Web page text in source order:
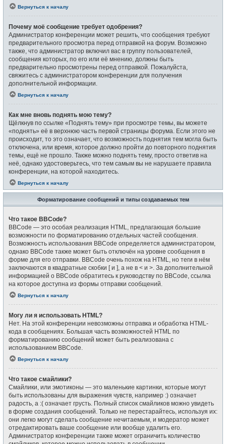
Вернуться к началу
Почему моё сообщение требует одобрения?
Администратор конференции может решить, что сообщения требуют
предварительного просмотра перед отправкой на форум. Возможно
также, что администратор включил вас в группу пользователей,
сообщения которых, по его или её мнению, должны быть
предварительно просмотрены перед отправкой. Пожалуйста,
свяжитесь с администратором конференции для получения
дополнительной информации.
Вернуться к началу
Как мне вновь поднять мою тему?
Щёлкнув по ссылке «Поднять тему» при просмотре темы, вы можете
«поднять» её в верхнюю часть первой страницы форума. Если этого не
происходит, то это означает, что возможность поднятия тем могла быть
отключена, или время, которое должно пройти до повторного поднятия
темы, ещё не прошло. Также можно поднять тему, просто ответив на
неё, однако удостоверьтесь, что тем самым вы не нарушаете правила
конференции, на которой находитесь.
Вернуться к началу
Форматирование сообщений и типы создаваемых тем
Что такое BBCode?
BBCode — это особая реализация HTML, предлагающая большие
возможности по форматированию отдельных частей сообщения.
Возможность использования BBCode определяется администратором,
однако BBCode также может быть отключён на уровне сообщения в
форме для его отправки. BBCode очень похож на HTML, но теги в нём
заключаются в квадратные скобки [ и ], а не в < и >. За дополнительной
информацией о BBCode обратитесь к руководству по BBCode, ссылка
на которое доступна из формы отправки сообщений.
Вернуться к началу
Могу ли я использовать HTML?
Нет. На этой конференции невозможны отправка и обработка HTML-
кода в сообщениях. Большая часть возможностей HTML по
форматированию сообщений может быть реализована с
использованием BBCode.
Вернуться к началу
Что такое смайлики?
Смайлики, или эмотиконы — это маленькие картинки, которые могут
быть использованы для выражения чувств, например :) означает
радость, а :( означает грусть. Полный список смайликов можно увидеть
в форме создания сообщений. Только не перестарайтесь, используя их:
они легко могут сделать сообщение нечитаемым, и модератор может
отредактировать ваше сообщение или вообще удалить его.
Администратор конференции также может ограничить количество